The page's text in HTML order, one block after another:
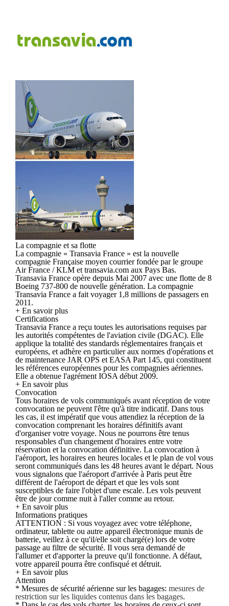
La compagnie et sa flotte
La compagnie « Transavia France » est la nouvelle
compagnie Française moyen courrier fondée par le groupe
Air France / KLM et transavia.com aux Pays Bas.
Transavia France opère depuis Mai 2007 avec une flotte de 8
Boeing 737-800 de nouvelle génération. La compagnie
Transavia France a fait voyager 1,8 millions de passagers en
2011.
+ En savoir plus
Certifications
Transavia France a reçu toutes les autorisations requises par
les autorités compétentes de l'aviation civile (DGAC). Elle
applique la totalité des standards réglementaires français et
européens, et adhère en particulier aux normes d'opérations et
de maintenance JAR OPS et EASA Part 145, qui constituent
les références européennes pour les compagnies aériennes.
Elle a obtenue l'agrément IOSA début 2009.
+ En savoir plus
Convocation
Tous horaires de vols communiqués avant réception de votre
convocation ne peuvent l'être qu'à titre indicatif. Dans tous
les cas, il est impératif que vous attendiez la réception de la
convocation comprenant les horaires définitifs avant
d'organiser votre voyage. Nous ne pourrons être tenus
responsables d'un changement d'horaires entre votre
réservation et la convocation définitive. La convocation à
l'aéroport, les horaires en heures locales et le plan de vol vous
seront communiqués dans les 48 heures avant le départ. Nous
vous signalons que l'aéroport d'arrivée à Paris peut être
différent de l'aéroport de départ et que les vols sont
susceptibles de faire l'objet d'une escale. Les vols peuvent
être de jour comme nuit à l'aller comme au retour.
+ En savoir plus
Informations pratiques
ATTENTION : Si vous voyagez avec votre téléphone,
ordinateur, tablette ou autre appareil électronique munis de
batterie, veillez à ce qu'il/elle soit chargé(e) lors de votre
passage au filtre de sécurité. Il vous sera demandé de
l'allumer et d'apporter la preuve qu'il fonctionne. A défaut,
votre appareil pourra être confisqué et détruit.
+ En savoir plus
Attention
* Mesures de sécurité aérienne sur les bagages: mesures de
restriction sur les liquides contenus dans les bagages.